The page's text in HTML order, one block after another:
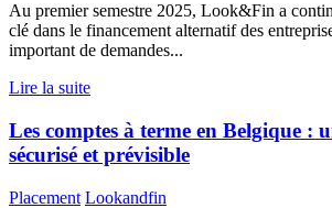
Au premier semestre 2025, Look&Fin a
clé dans le financement alternatif des
important de demandes...
Lire la suite
Les comptes à terme en Belgique :
sécurisé et prévisible
Placement Lookandfin